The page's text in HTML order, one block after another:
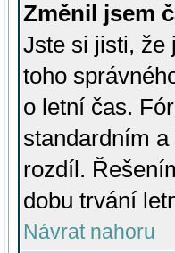
Změnil jsem
Jste si jisti, že
toho
o letní čas.
standardním
rozdíl.
dobu trvání
Návrat nahoru